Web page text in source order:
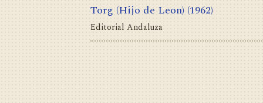
Torg (Hijo de Leon) (1962)
Editorial Andaluza